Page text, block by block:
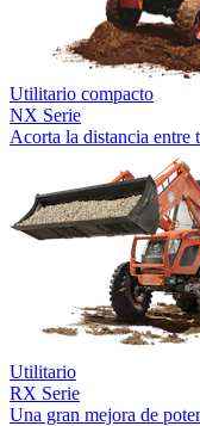
Utilitario compacto
NX Serie
Acorta la distancia entre
Utilitario
RX Serie
Una gran mejora de